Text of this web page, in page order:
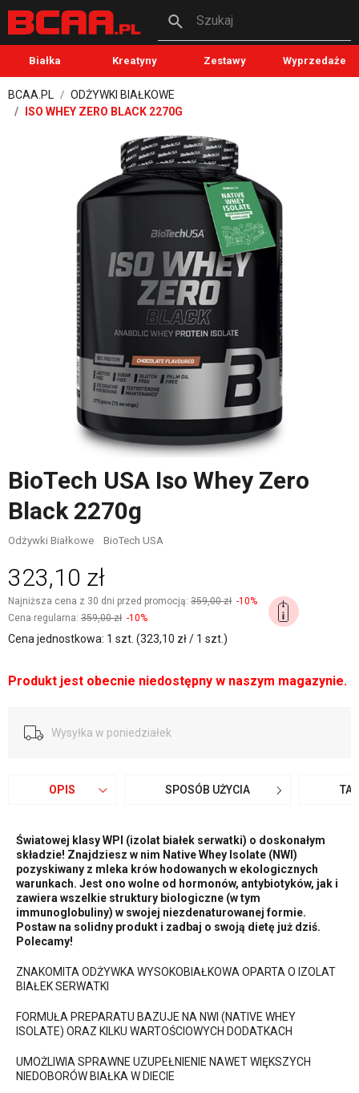
Szukaj
Białka Kreatyny Zestawy Wyprzedaże
BCAA.PL
ODŻYWKI BIAŁKOWE
ISO WHEY ZERO BLACK 2270G
BioTech USA Iso Whey Zero
Black 2270g
Odżywki Białkowe BioTech USA
323,10 zł
Najniższa cena z 30 dni przed promocją: 359,00 zł -10%
Cena regularna: 359,00 zł -10%
Cena jednostkowa: 1 szt. (323,10 zł / 1 szt.)
Produkt jest obecnie niedostępny w naszym magazynie.
Wysyłka w poniedziałek
OPIS SPOSÓB UŻYCIA
Światowej klasy WPI (izolat białek serwatki) o doskonałym
składzie! Znajdziesz w nim Native Whey Isolate (NWI)
pozyskiwany z mleka krów hodowanych w ekologicznych
warunkach. Jest ono wolne od hormonów, antybiotyków, jak i
zawiera wszelkie struktury biologiczne (w tym
immunoglobuliny) w swojej niezdenaturowanej formie.
Postaw na solidny produkt i zadbaj o swoją dietę już dziś.
Polecamy!
ZNAKOMITA ODŻYWKA WYSOKOBIAŁKOWA OPARTA O IZOLAT
BIAŁEK SERWATKI
FORMUŁA PREPARATU BAZUJE NA NWI (NATIVE WHEY
ISOLATE) ORAZ KILKU WARTOŚCIOWYCH DODATKACH
UMOŻLIWIA SPRAWNE UZUPEŁNIENIE NAWET WIĘKSZYCH
NIEDOBORÓW BIAŁKA W DIECIE